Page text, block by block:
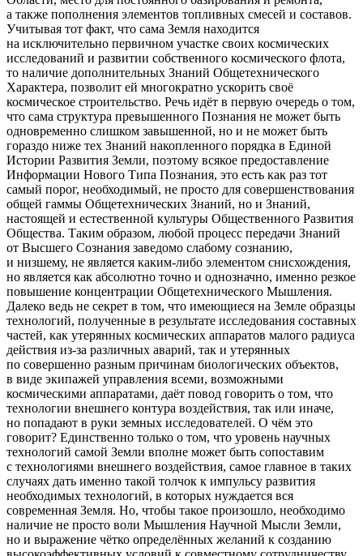
а также пополнения элементов топливных смесей и составов.
Учитывая тот факт, что сама Земля находится
на исключительно первичном участке своих космических
исследований и развитии собственного космического флота,
то наличие дополнительных Знаний Общетехнического
Характера, позволит ей многократно ускорить своё
космическое строительство. Речь идёт в первую очередь о том,
что сама структура превышенного Познания не может быть
одновременно слишком завышенной, но и не может быть
гораздо ниже тех Знаний накопленного порядка в Единой
Истории Развития Земли, поэтому всякое предоставление
Информации Нового Типа Познания, это есть как раз тот
самый порог, необходимый, не просто для совершенствования
общей гаммы Общетехнических Знаний, но и Знаний,
настоящей и естественной культуры Общественного Развития
Общества. Таким образом, любой процесс передачи Знаний
от Высшего Сознания заведомо слабому сознанию,
и низшему, не является каким-либо элементом снисхождения,
но является как абсолютно точно и однозначно, именно резкое
повышение концентрации Общетехнического Мышления.
Далеко ведь не секрет в том, что имеющиеся на Земле образцы
технологий, полученные в результате исследования составных
частей, как утерянных космических аппаратов малого радиуса
действия из-за различных аварий, так и утерянных
по совершенно разным причинам биологических объектов,
в виде экипажей управления всеми, возможными
космическими аппаратами, даёт повод говорить о том, что
технологии внешнего контура воздействия, так или иначе,
но попадают в руки земных исследователей. О чём это
говорит? Единственно только о том, что уровень научных
технологий самой Земли вполне может быть сопоставим
с технологиями внешнего воздействия, самое главное в таких
случаях дать именно такой толчок к импульсу развития
необходимых технологий, в которых нуждается вся
современная Земля. Но, чтобы такое произошло, необходимо
наличие не просто воли Мышления Научной Мысли Земли,
но и выражение чётко определённых желаний к созданию